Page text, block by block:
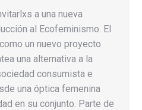
a una nueva
al Ecofeminismo. El
un nuevo proyecto
una alternativa a la
consumista e
una óptica femenina
en su conjunto. Parte de